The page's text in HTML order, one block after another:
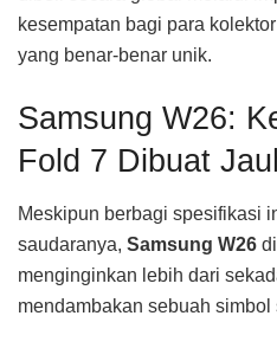
kesempatan bagi para
yang benar-benar unik.
Samsung W26:
Fold 7 Dibuat
Meskipun berbagi spesifikasi
saudaranya, Samsung W26
menginginkan lebih dari
mendambakan sebuah simbol